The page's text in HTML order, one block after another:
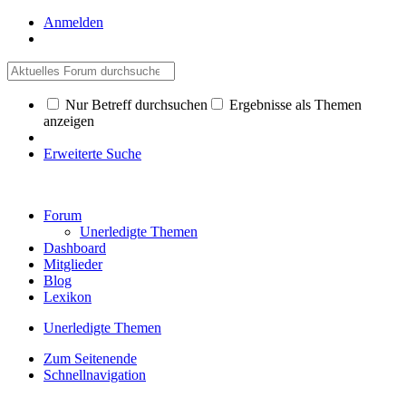
Anmelden
Nur Betreff durchsuchen
Ergebnisse als Themen
anzeigen
Erweiterte Suche
Forum
Unerledigte Themen
Dashboard
Mitglieder
Blog
Lexikon
Unerledigte Themen
Zum Seitenende
Schnellnavigation